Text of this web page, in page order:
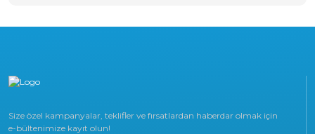
Size özel kampanyalar, teklifler ve fırsatlardan haberdar olmak için
e-bültenimize kayıt olun!